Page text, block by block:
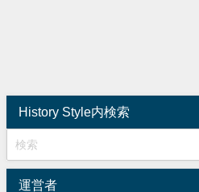
History Style内検索
運営者